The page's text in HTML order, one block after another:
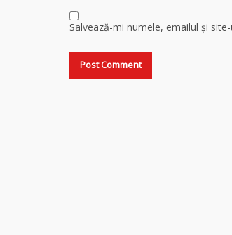
Salvează-mi numele, emailul și